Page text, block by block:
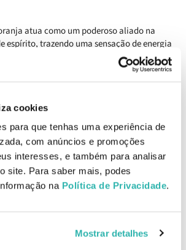
cookies
para que tenhas uma experiência de
com anúncios e promoções
interesses, e também para analisar
site. Para saber mais, podes
na Política de Privacidade.
Mostrar detalhes
atua como um poderoso aliado na
espírito, trazendo uma sensação de energia
por ajudar a aliviar o stress e a ansiedade,
tranquilo. Além disso, este óleo tem um
pode ajudar a purificar o ar, tornando-o mais
imunitário e melhorar a saúde da pele,
procura um produto natural com múltiplas
num meio neutro (mel, pastilha neutra, etc. ),
tópica.